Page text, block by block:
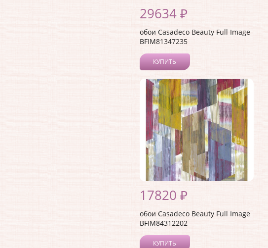
29634 ₽
обои Casadeco Beauty Full Image
BFIM81347235
КУПИТЬ
17820 ₽
обои Casadeco Beauty Full Image
BFIM84312202
КУПИТЬ